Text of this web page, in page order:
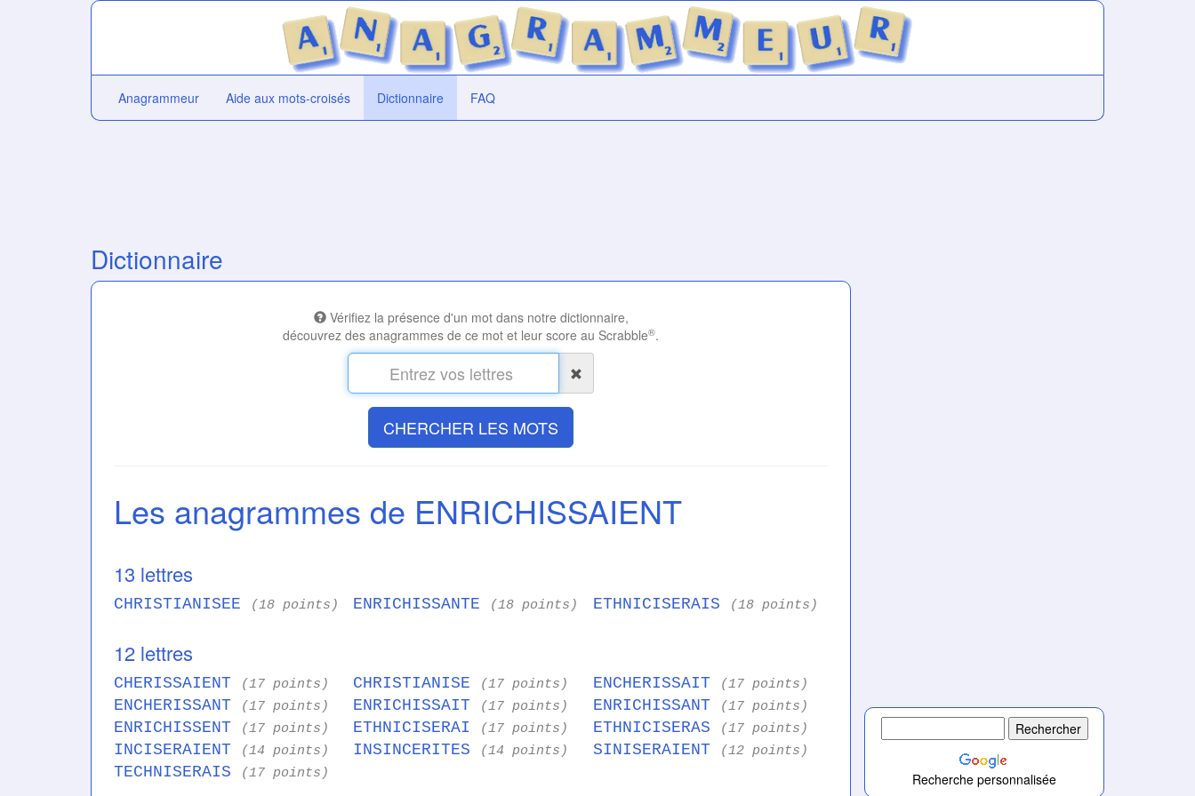
Anagrammeur Aide aux mots-croisés Dictionnaire FAQ
Dictionnaire
Vérifiez la présence d'un mot dans notre dictionnaire,
découvrez des anagrammes de ce mot et leur score au Scrabble®.
CHERCHER LES MOTS
Les anagrammes de ENRICHISSAIENT
13 lettres
CHRISTIANISEE (18 points) ENRICHISSANTE (18 points) ETHNICISERAIS (18 points)
12 lettres
CHERISSAIENT (17 points) CHRISTIANISE (17 points) ENCHERISSAIT (17 points)
ENCHERISSANT (17 points) ENRICHISSAIT (17 points) ENRICHISSANT (17 points)
ENRICHISSENT (17 points) ETHNICISERAI (17 points) ETHNICISERAS (17 points)
INCISERAIENT (14 points) INSINCERITES (14 points) SINISERAIENT (12 points)
TECHNISERAIS (17 points) Recherche personnalisée